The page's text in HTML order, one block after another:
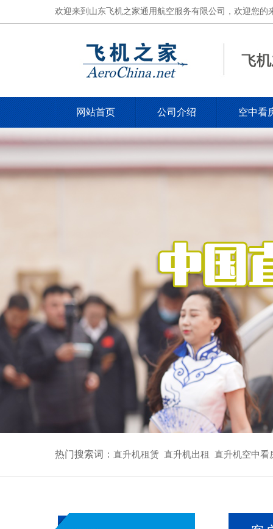
欢迎来到山东飞机之家通用航空服务有限公司，欢迎您的
网站首页 公司介绍 空中看
热门搜索词： 直升机租赁 直升机出租 直升机空中看